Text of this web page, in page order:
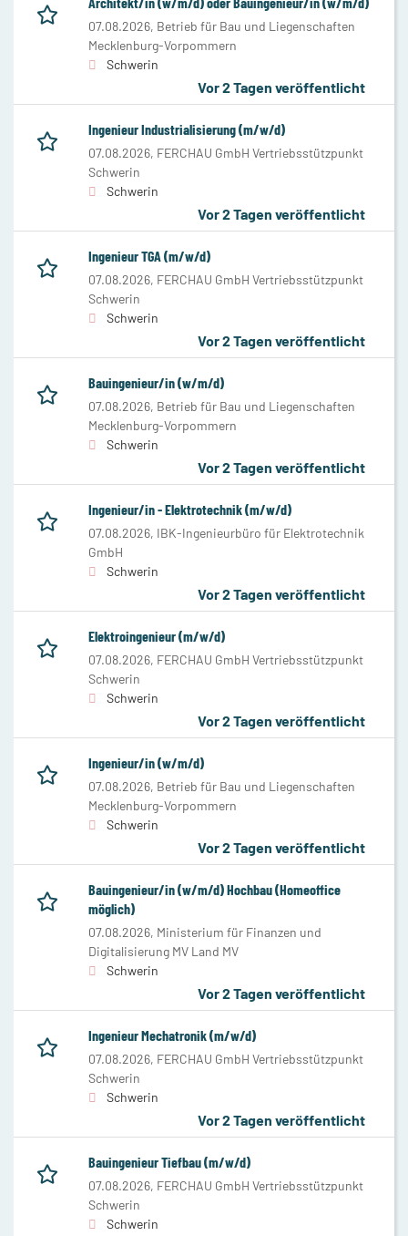
07.08.2026, Betrieb für Bau und Liegenschaften
Mecklenburg-Vorpommern
Schwerin
Vor 2 Tagen veröffentlicht
Ingenieur Industrialisierung (m/w/d)
07.08.2026, FERCHAU GmbH Vertriebsstützpunkt
Schwerin
Schwerin
Vor 2 Tagen veröffentlicht
Ingenieur TGA (m/w/d)
07.08.2026, FERCHAU GmbH Vertriebsstützpunkt
Schwerin
Schwerin
Vor 2 Tagen veröffentlicht
Bauingenieur/in (w/m/d)
07.08.2026, Betrieb für Bau und Liegenschaften
Mecklenburg-Vorpommern
Schwerin
Vor 2 Tagen veröffentlicht
Ingenieur/in - Elektrotechnik (m/w/d)
07.08.2026, IBK-Ingenieurbüro für Elektrotechnik
GmbH
Schwerin
Vor 2 Tagen veröffentlicht
Elektroingenieur (m/w/d)
07.08.2026, FERCHAU GmbH Vertriebsstützpunkt
Schwerin
Schwerin
Vor 2 Tagen veröffentlicht
Ingenieur/in (w/m/d)
07.08.2026, Betrieb für Bau und Liegenschaften
Mecklenburg-Vorpommern
Schwerin
Vor 2 Tagen veröffentlicht
Bauingenieur/in (w/m/d) Hochbau (Homeoffice
möglich)
07.08.2026, Ministerium für Finanzen und
Digitalisierung MV Land MV
Schwerin
Vor 2 Tagen veröffentlicht
Ingenieur Mechatronik (m/w/d)
07.08.2026, FERCHAU GmbH Vertriebsstützpunkt
Schwerin
Schwerin
Vor 2 Tagen veröffentlicht
Bauingenieur Tiefbau (m/w/d)
07.08.2026, FERCHAU GmbH Vertriebsstützpunkt
Schwerin
Schwerin